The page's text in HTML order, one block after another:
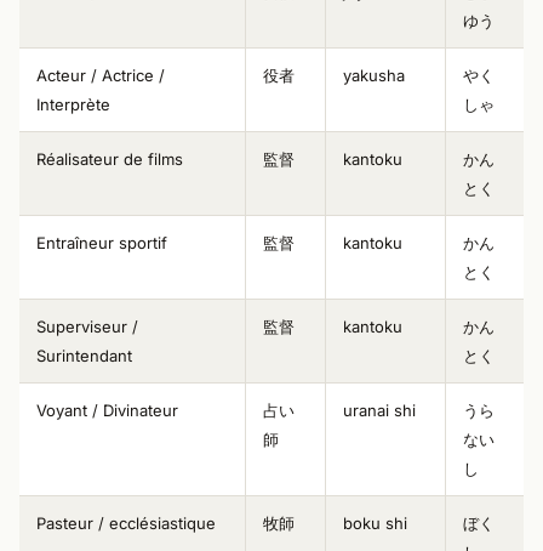
ゆう
Acteur / Actrice /
Interprète
役者 yakusha
やく
しゃ
Réalisateur de films 監督 kantoku
かん
とく
Entraîneur sportif 監督 kantoku
かん
とく
Superviseur /
Surintendant
監督 kantoku
かん
とく
Voyant / Divinateur
占い
師
uranai shi
うら
ない
し
Pasteur / ecclésiastique 牧師 boku shi
ぼく